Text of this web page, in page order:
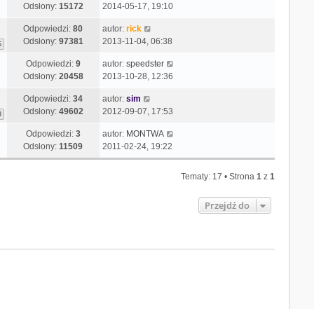
Odsłony: 15172
2014-05-17, 19:10
Odpowiedzi:80
Odsłony: 97381
autor: rick
2013-11-04, 06:38
Odpowiedzi: 9
Odsłony: 20458
autor: speedster
2013-10-28, 12:36
Odpowiedzi:34
Odsłony: 49602
autor: sim
2012-09-07, 17:53
Odpowiedzi: 3
Odsłony:11509
autor: MONTWA
2011-02-24, 19:22
Tematy: 17 • Strona1 z1
Przejdź do